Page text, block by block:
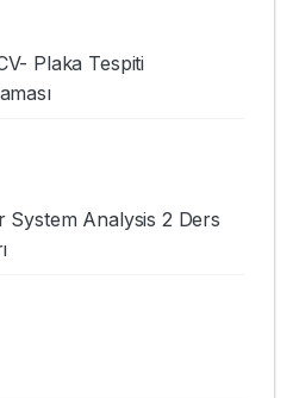
Plaka Tespiti
System Analysis 2 Ders